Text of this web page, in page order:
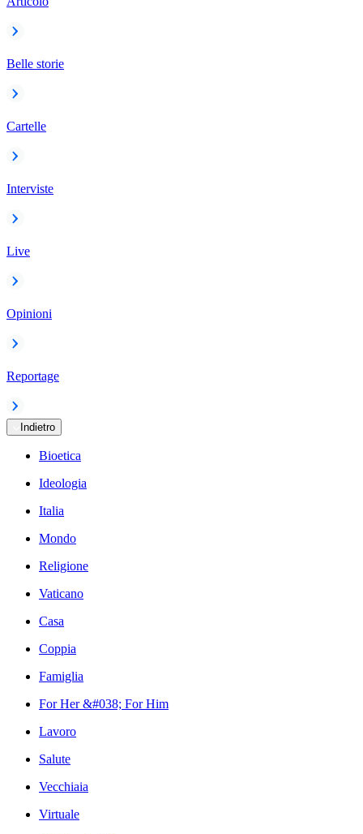
Belle storie
Cartelle
Interviste
Live
Opinioni
Reportage
Indietro
Bioetica
Ideologia
Italia
Mondo
Religione
Vaticano
Casa
Coppia
Famiglia
For Her &#038; For Him
Lavoro
Salute
Vecchiaia
Virtuale